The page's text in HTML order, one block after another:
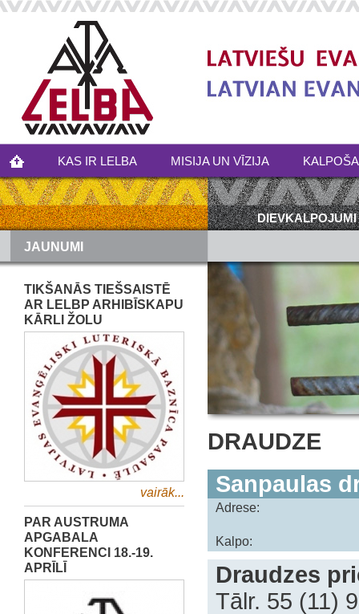
KAS IR LELBA MISIJA UN VĪZIJA
DIEVKALPOJUMI
JAUNUMI
TIKŠANĀS TIEŠSAISTĒ
AR LELBP ARHIBĪSKAPU
KĀRLI ŽOLU
vairāk...
PAR AUSTRUMA
APGABALA
KONFERENCI 18.-19.
APRĪLĪ
DRAUDZE
Sanpaulas
Adrese:
Kalpo:
Draudzes
Tālr. 55 (11)